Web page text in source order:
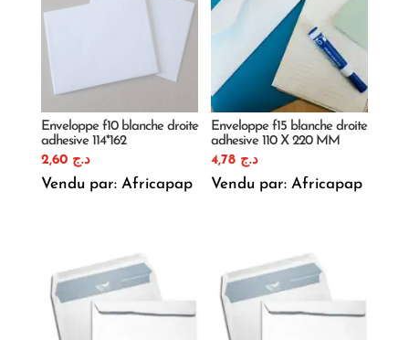
Enveloppe f10 blanche droite
adhesive 114*162
د.ج 2,60
Vendu par: Africapap
Enveloppe f15 blanche droite
adhesive 110 X 220 MM
د.ج
Vendu par: Africapap